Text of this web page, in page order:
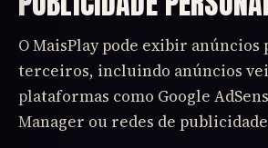
O MaisPlay pode exibir anúncios
terceiros, incluindo anúncios
plataformas como Google
Manager ou redes de